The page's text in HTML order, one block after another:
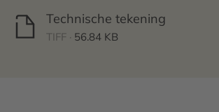
Technische tekening
TIFF · 56.84 KB